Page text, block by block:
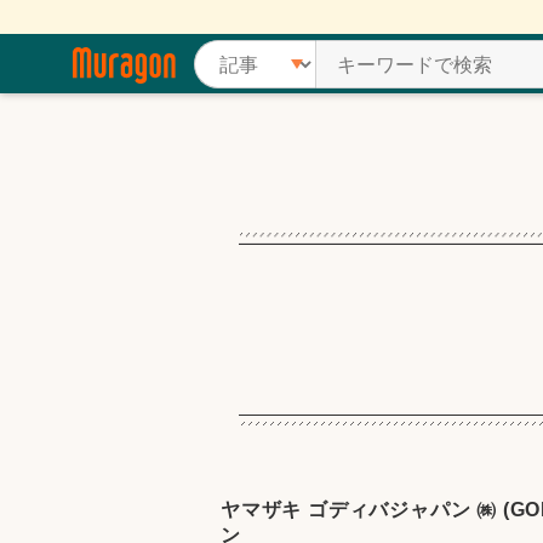
ヤマザキ ゴディバジャパン ㈱
ン